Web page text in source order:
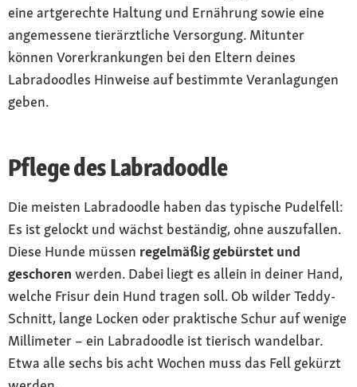
eine artgerechte Haltung und Ernährung sowie eine
angemessene tierärztliche Versorgung. Mitunter
können Vorerkrankungen bei den Eltern deines
Labradoodles Hinweise auf bestimmte Veranlagungen
geben.
Pflege des Labradoodle
Die meisten Labradoodle haben das typische Pudelfell:
Es ist gelockt und wächst beständig, ohne auszufallen.
Diese Hunde müssen regelmäßig gebürstet und
geschoren werden. Dabei liegt es allein in deiner Hand,
welche Frisur dein Hund tragen soll. Ob wilder Teddy-
Schnitt, lange Locken oder praktische Schur auf wenige
Millimeter – ein Labradoodle ist tierisch wandelbar.
Etwa alle sechs bis acht Wochen muss das Fell gekürzt